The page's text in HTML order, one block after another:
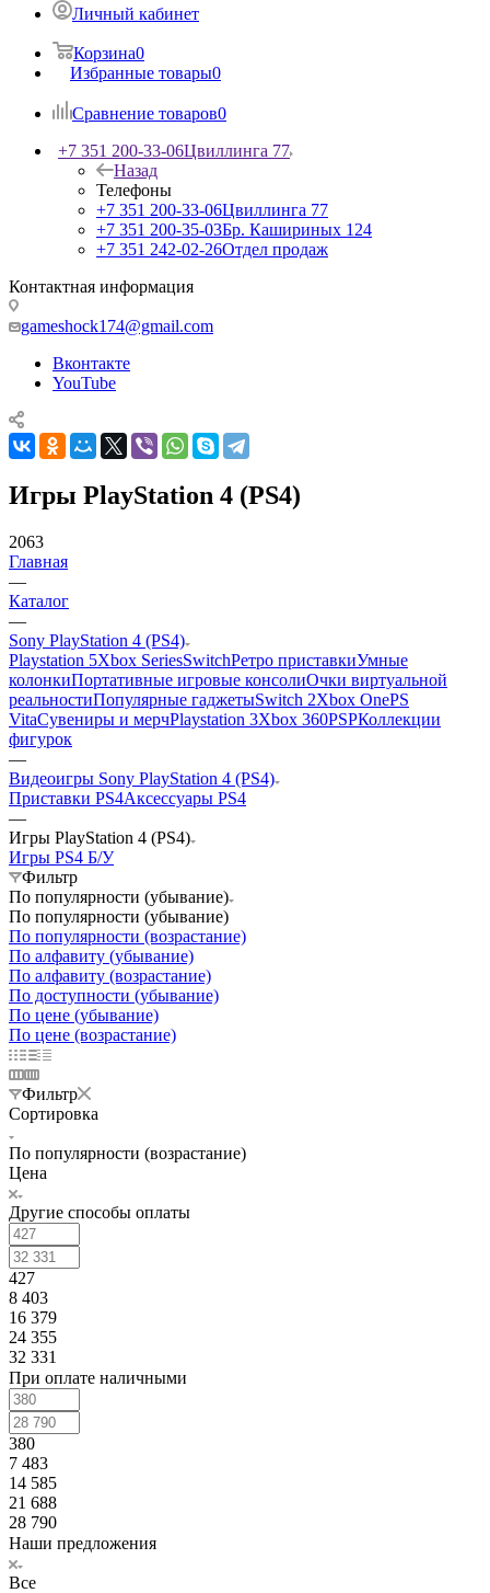
Личный кабинет
Корзина0
Избранные товары0
Сравнение товаров0
+7 351 200-33-06Цвиллинга 77
Назад
Телефоны
+7 351 200-33-06Цвиллинга 77
+7 351 200-35-03Бр. Кашириных 124
+7 351 242-02-26Отдел продаж
Контактная информация
gameshock174@gmail.com
Вконтакте
YouTube
Игры PlayStation 4 (PS4)
2063
Главная
—
Каталог
—
Sony PlayStation 4 (PS4)
Playstation 5Xbox SeriesSwitchРетро приставкиУмные
колонкиПортативные игровые консолиОчки виртуальной
реальностиПопулярные гаджетыSwitch 2Xbox OnePS
VitaСувениры и мерчPlaystation 3Xbox 360PSPКоллекции
фигурок
—
Видеоигры Sony PlayStation 4 (PS4)
Приставки PS4Аксессуары PS4
—
Игры PlayStation 4 (PS4)
Игры PS4 Б/У
Фильтр
По популярности (убывание)
По популярности (убывание)
По популярности (возрастание)
По алфавиту (убывание)
По алфавиту (возрастание)
По доступности (убывание)
По цене (убывание)
По цене (возрастание)
Фильтр
Сортировка
По популярности (возрастание)
Цена
Другие способы оплаты
427
8 403
16 379
24 355
32 331
При оплате наличными
380
7 483
14 585
21 688
28 790
Наши предложения
Все